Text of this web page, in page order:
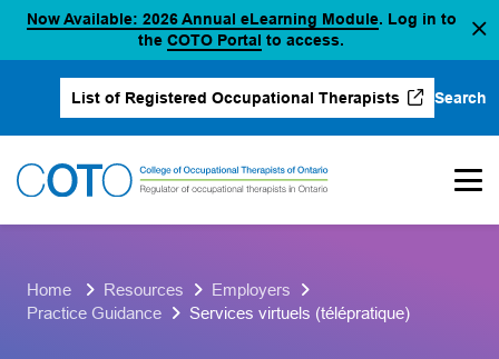
Skip
to
content
Now Available: 2026 Annual eLearning Module(opens in a
. Log in to
the COTO Portal (opens in a new tab)
to access.
List of Registered Occupational Therapists
(opens in a new tab)
Search
Home Resources
Employers
Practice Guidance
Services virtuels (télépratique)